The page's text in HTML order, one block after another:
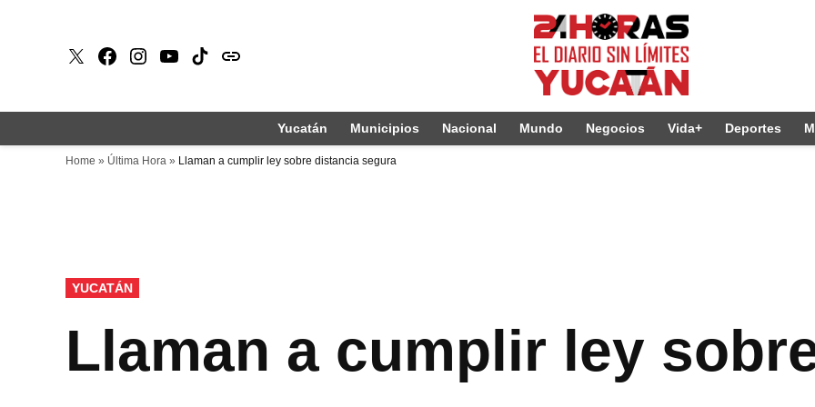
X Faceboook
Instagram
Youtube
Tiktokissuu
Yucatán Municipios Nacional Mundo Negocios Vida+ Deportes
Home » Última Hora » Llaman a cumplir ley sobre distancia segura
PUBLICADO
EN
YUCATÁN
Llaman a cumplir ley